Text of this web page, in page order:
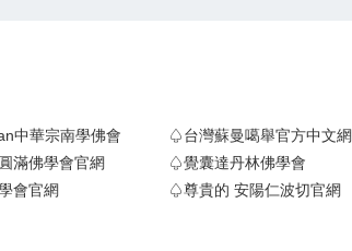
中華宗南學佛會
♤台灣蘇曼噶舉官方中文網
滿佛學會官網
♤覺囊達丹林佛學會
會官網
♤尊貴的 安陽仁波切官網